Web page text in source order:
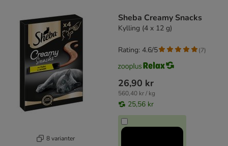
8 varianter
Sheba Creamy Snacks
Kylling (4 x 12 g)
26,90 kr
560,40 kr / kg
25,56 kr
Rating: 4.6/5 (7)